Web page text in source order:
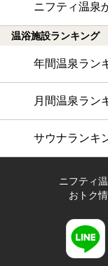
ニフティ温泉
温浴施設ランキング
年間温泉ラン
月間温泉ラン
サウナランキ
ニフティ
おトク